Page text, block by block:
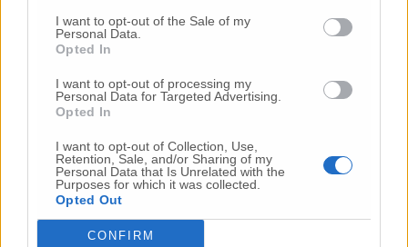
I want to opt-out of the Sale of my
Personal Data.
Opted In
I want to opt-out of processing my
Personal Data for Targeted Advertising.
Opted In
I want to opt-out of Collection, Use,
Retention, Sale, and/or Sharing of my
Personal Data that Is Unrelated with the
Purposes for which it was collected.
Opted Out
CONFIRM
I poliziotti del Nucleo Artificieri
hanno
esposto la strumentazione utilizzata per
effettuare ispezioni e/o bonifiche anche in
occasione di manifestazioni pubbliche,
nonché in presenza ordigni di circostanza e
ordigni residuati bellici e per la distruzione di
materiale esplodente in genere, come ad
esempio il materiale sequestrato.
cinofili, assieme al poliziotto “a quattro
zampe” Jack, specializzato nella ricerca di
sostanze stupefacenti, hanno effettuato
un’esercitazione, suscitando la curiosità di